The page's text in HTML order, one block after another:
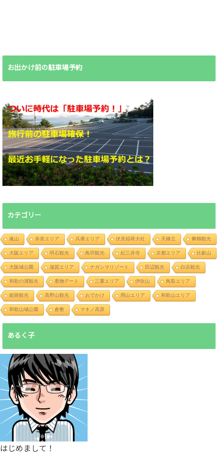
お出かけ前の駐車場予約
カテゴリー
嵐山 奈良エリア 兵庫エリア 伏見稲荷大社 天橋立 舞鶴観光
大阪エリア 明石観光 鳥羽観光 紀三井寺 京都エリア 比叡山
大阪城公園 滋賀エリア ナガシマリゾート 田辺観光 白浜観光
和歌の浦観光 着物デート 三重エリア 伊吹山 鳥取エリア
姫路観光 高野山観光 おでかけ 岡山エリア 和歌山エリア
和歌山城公園 倉敷 マキノ高原
あるく子
はじめまして！